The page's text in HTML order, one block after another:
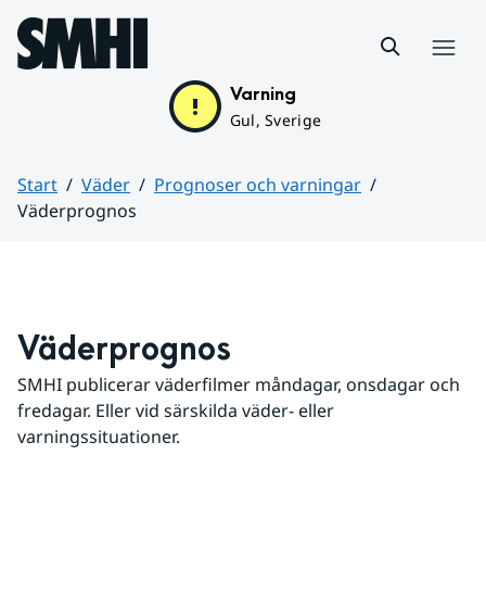
Hoppa till sidans innehåll
Varning
Gul, Sverige
Start Väder
Prognoser och varningar
Väderprognos
Väderprognos
SMHI publicerar väderfilmer måndagar, onsdagar och
fredagar. Eller vid särskilda väder- eller
varningssituationer.